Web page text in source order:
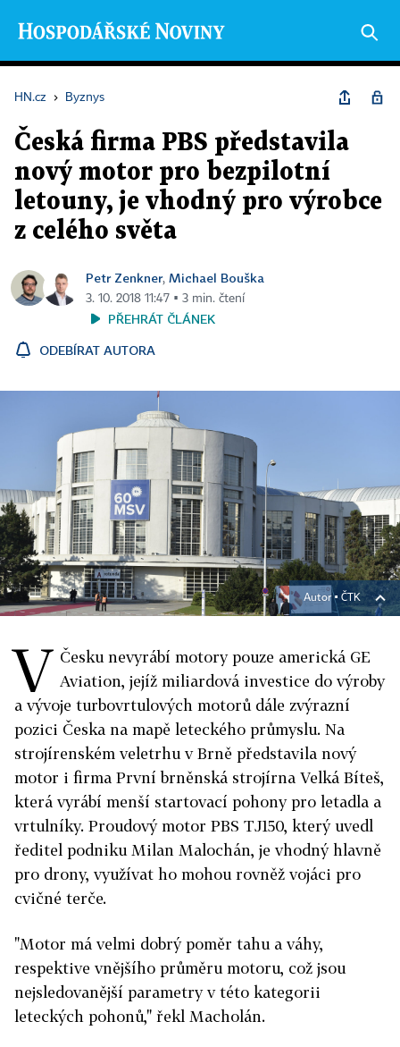
HN.cz › Byznys
Česká firma PBS představila
nový motor pro bezpilotní
letouny, je vhodný pro výrobce
z celého světa
Petr Zenkner, Michael Bouška
3. 10. 2018 11:47 ▪ 3 min. čtení
PŘEHRÁT ČLÁNEK
ODEBÍRAT AUTORA
Autor ▪ ČTK
V Česku nevyrábí motory pouze americká GE
Aviation, jejíž miliardová investice do výroby
a vývoje turbovrtulových motorů dále zvýrazní
pozici Česka na mapě leteckého průmyslu. Na
strojírenském veletrhu v Brně představila nový
motor i firma První brněnská strojírna Velká Bíteš,
která vyrábí menší startovací pohony pro letadla a
vrtulníky. Proudový motor PBS TJ150, který uvedl
ředitel podniku Milan Malochán, je vhodný hlavně
pro drony, využívat ho mohou rovněž vojáci pro
cvičné terče.
"Motor má velmi dobrý poměr tahu a váhy,
respektive vnějšího průměru motoru, což jsou
nejsledovanější parametry v této kategorii
leteckých pohonů," řekl Macholán.